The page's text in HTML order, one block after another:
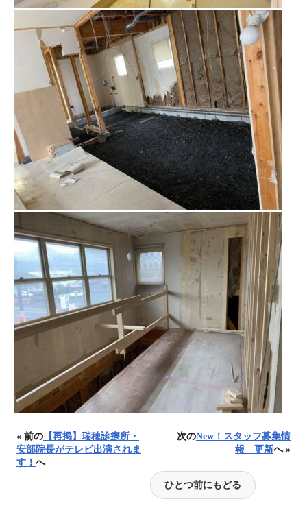
« 前の 【再掲】瑞穂診療所・
安部院長がテレビ出演されま
す！ へ
次のNew！スタッフ募集情
報 更新へ »